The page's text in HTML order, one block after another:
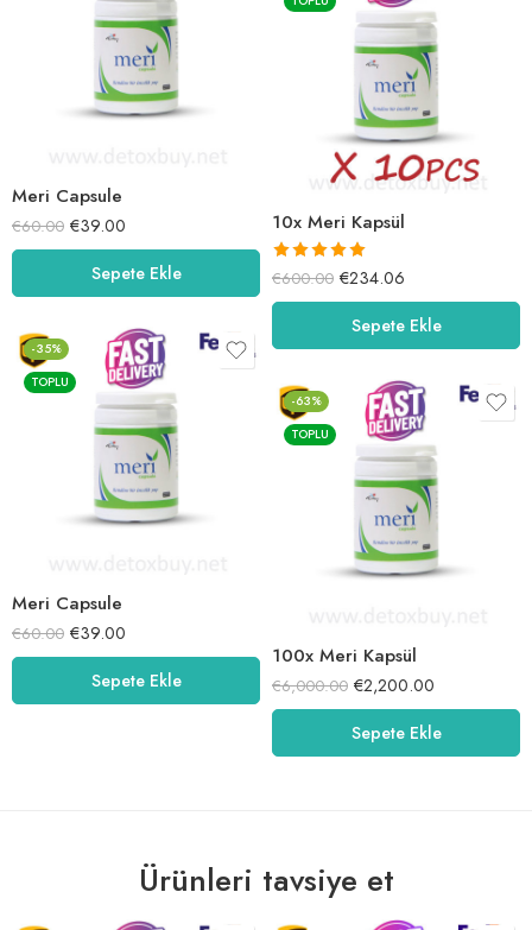
Meri Capsule
€60.00 €39.00
Sepete Ekle
10x Meri Kapsül
5 üzerinden
5.03oy aldı
€600.00 €234.06
Sepete Ekle
-35%
TOPLU
Meri Capsule
€60.00 €39.00
Sepete Ekle
-63%
TOPLU
100x Meri Kapsül
€6,000.00 €2,200.00
Sepete Ekle
Ürünleri tavsiye et